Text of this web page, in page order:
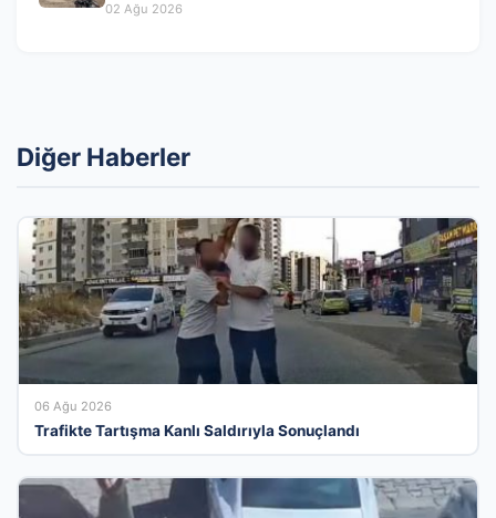
02 Ağu 2026
Diğer Haberler
06 Ağu 2026
Trafikte Tartışma Kanlı Saldırıyla Sonuçlandı